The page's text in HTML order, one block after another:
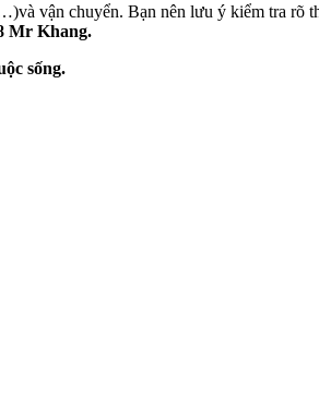
vận chuyển. Bạn nên lưu ý kiểm tra rõ
Mr Khang.
sống.